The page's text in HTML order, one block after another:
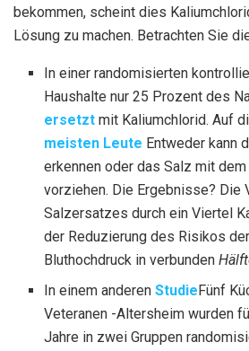
bekommen, scheint dies
Lösung zu machen. Betrachten Sie
In einer randomisierten
Haushalte nur 25 Prozent des
ersetzt mit Kaliumchlorid. Auf
meisten Leute Entweder kann
erkennen oder das Salz mit
vorziehen. Die Ergebnisse? Die
Salzersatzes durch ein Viertel
der Reduzierung des Risikos
Bluthochdruck in verbunden
In einem anderenStudie Fünf
Veteranen -Altersheim wurden
Jahre in zwei Gruppen